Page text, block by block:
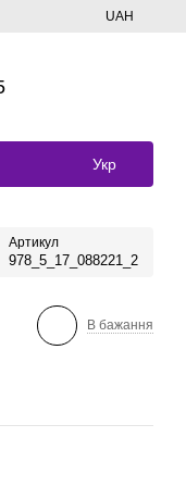
UAH
Укр
Артикул
978_5_17_088221_2
В бажання